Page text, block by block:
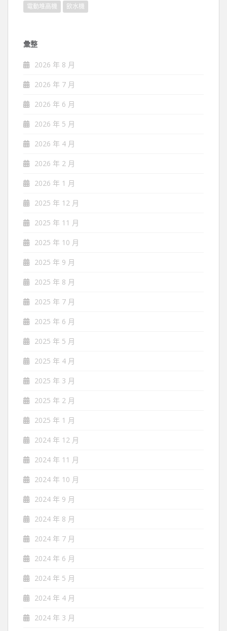
電動堆高機
飲水機
彙整
2026 年 8 月
2026 年 7 月
2026 年 6 月
2026 年 5 月
2026 年 4 月
2026 年 2 月
2026 年 1 月
2025 年 12 月
2025 年 11 月
2025 年 10 月
2025 年 9 月
2025 年 8 月
2025 年 7 月
2025 年 6 月
2025 年 5 月
2025 年 4 月
2025 年 3 月
2025 年 2 月
2025 年 1 月
2024 年 12 月
2024 年 11 月
2024 年 10 月
2024 年 9 月
2024 年 8 月
2024 年 7 月
2024 年 6 月
2024 年 5 月
2024 年 4 月
2024 年 3 月